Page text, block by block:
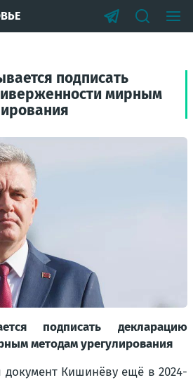
подписать
мирным
подписать декларацию
методам урегулирования
документ Кишинёву ещё в 2024-